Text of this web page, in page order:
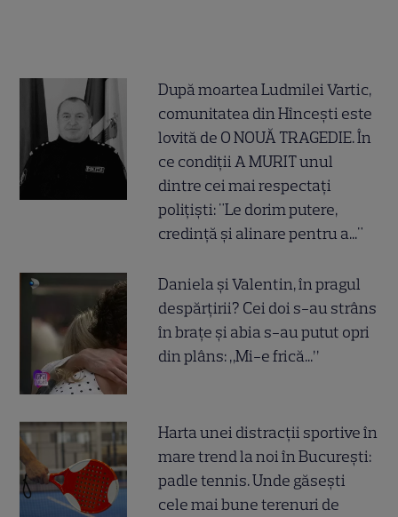
După moartea Ludmilei Vartic,
comunitatea din Hîncești este
lovită de O NOUĂ TRAGEDIE. În
ce condiții A MURIT unul
dintre cei mai respectați
polițiști: "Le dorim putere,
credință și alinare pentru a..."
Daniela și Valentin, în pragul
despărțirii? Cei doi s-au strâns
în brațe și abia s-au putut opri
din plâns: „Mi-e frică...”
Harta unei distracții sportive în
mare trend la noi în București:
padle tennis. Unde găsești
cele mai bune terenuri de